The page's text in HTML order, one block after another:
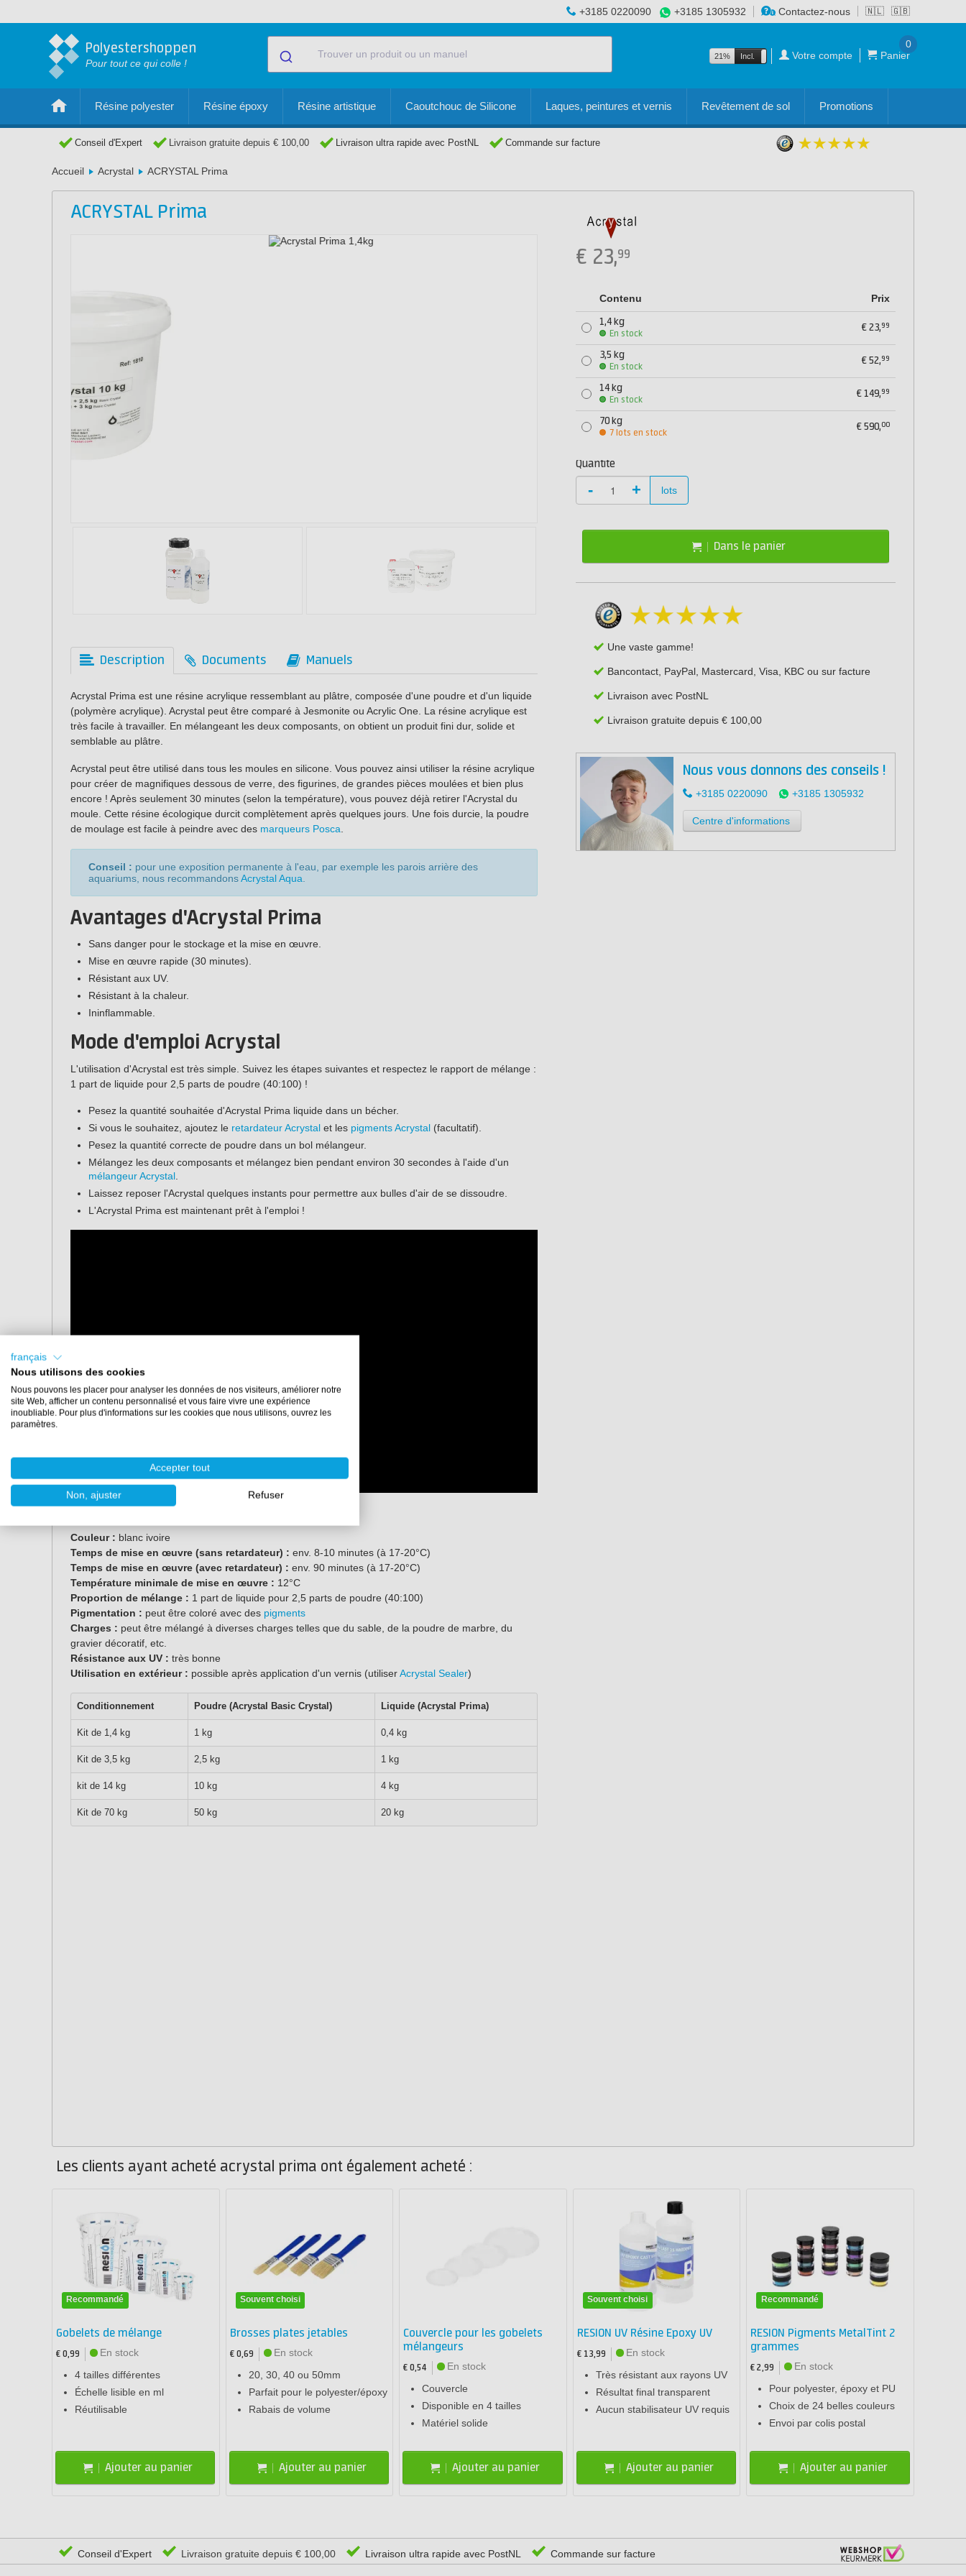
🇳🇱 🇬🇧
+3185 0220090 +3185 1305932 Contactez-nous
Polyestershoppen
Pour tout ce qui colle !
21% Incl. Excl. Votre compte Panier
0
Résine polyester Résine époxy Résine artistique Caoutchouc de Silicone Laques, peintures et vernis Revêtement de sol Promotions
Conseil d'Expert Livraison gratuite depuis € 100,00 Livraison ultra rapide avec PostNL Commande sur facture
Accueil Acrystal ACRYSTAL Prima
ACRYSTAL Prima
Description Documents Manuels
Acrystal Prima est une résine acrylique ressemblant au plâtre, composée d'une poudre et d'un liquide
(polymère acrylique). Acrystal peut être comparé à Jesmonite ou Acrylic One. La résine acrylique est
très facile à travailler. En mélangeant les deux composants, on obtient un produit fini dur, solide et
semblable au plâtre.
Acrystal peut être utilisé dans tous les moules en silicone. Vous pouvez ainsi utiliser la résine acrylique
pour créer de magnifiques dessous de verre, des figurines, de grandes pièces moulées et bien plus
encore ! Après seulement 30 minutes (selon la température), vous pouvez déjà retirer l'Acrystal du
moule. Cette résine écologique durcit complètement après quelques jours. Une fois durcie, la poudre
de moulage est facile à peindre avec des marqueurs Posca
Conseil : pour une exposition permanente à l'eau, par exemple les parois arrière des
aquariums, nous recommandonsAcrystal Aqua
Avantages d'Acrystal Prima
Sans danger pour le stockage et la mise en œuvre.
Mise en œuvre rapide (30 minutes).
Résistant aux UV.
Résistant à la chaleur.
Ininflammable.
Mode d'emploi Acrystal
L'utilisation d'Acrystal est très simple. Suivez les étapes suivantes et respectez le rapport de mélange :
1 part de liquide pour 2,5 parts de poudre (40:100) !
Pesez la quantité souhaitée d'Acrystal Prima liquide dans un bécher.
Si vous le souhaitez, ajoutez le retardateur Acrystal et les pigments Acrystal (facultatif).
Pesez la quantité correcte de poudre dans un bol mélangeur.
Mélangez les deux composants et mélangez bien pendant environ 30 secondes à l'aide d'un
mélangeur Acrystal
Laissez reposer l'Acrystal quelques instants pour permettre aux bulles d'air de se dissoudre.
L'Acrystal Prima est maintenant prêt à l'emploi !
Propriétés
Couleur : blanc ivoire
Temps de mise en œuvre (sans retardateur) : env. 8-10 minutes (à 17-20°C)
Temps de mise en œuvre (avec retardateur) : env. 90 minutes (à 17-20°C)
Température minimale de mise en œuvre : 12°C
Proportion de mélange : 1 part de liquide pour 2,5 parts de poudre (40:100)
Pigmentation : peut être coloré avec des pigments
Charges : peut être mélangé à diverses charges telles que du sable, de la poudre de marbre, du
gravier décoratif, etc.
Résistance aux UV : très bonne
Utilisation en extérieur : possible après application d'un vernis (utiliserAcrystal Sealer)
Conditionnement Poudre (Acrystal Basic Crystal) Liquide (Acrystal Prima)
Kit de 1,4 kg 1 kg 0,4 kg
Kit de 3,5 kg 2,5 kg 1 kg
kit de 14 kg 10 kg 4 kg
Kit de 70 kg 50 kg 20 kg
€ 23,99
Contenu Prix
1,4 kg
En stock
€23,99
3,5 kg
En stock
€52,99
14 kg
En stock
€149,99
70 kg
7 lots en stock
€590,00
Quantité
- + lots
Dans le panier
Une vaste gamme!
Bancontact, PayPal, Mastercard, Visa, KBC ou sur facture
Livraison avec PostNL
Livraison gratuite depuis € 100,00
Nous vous donnons des conseils !
+3185 0220090 +3185 1305932
Centre d'informations
Les clients ayant acheté acrystal prima ont également acheté :
Recommandé
Gobelets de mélange
€ 0,99
En stock
4 tailles différentes
Échelle lisible en ml
Réutilisable
Ajouter au panier
Souvent choisi
Brosses plates jetables
€ 0,69
En stock
20, 30, 40 ou 50mm
Parfait pour le polyester/époxy
Rabais de volume
Ajouter au panier
Couvercle pour les gobelets
mélangeurs
€ 0,54
En stock
Couvercle
Disponible en 4 tailles
Matériel solide
Ajouter au panier
Souvent choisi
RESION UV Résine Epoxy UV
€ 13,99
En stock
Très résistant aux rayons UV
Résultat final transparent
Aucun stabilisateur UV requis
Ajouter au panier
Recommandé
RESION Pigments MetalTint 2
grammes
€ 2,99
En stock
Pour polyester, époxy et PU
Choix de 24 belles couleurs
Envoi par colis postal
Ajouter au panier
Conseil d'Expert Livraison gratuite depuis € 100,00 Livraison ultra rapide avec PostNL Commande sur facture
français
Nous utilisons des cookies
Nous pouvons les placer pour analyser les données de nos visiteurs, améliorer notre
site Web, afficher un contenu personnalisé et vous faire vivre une expérience
inoubliable. Pour plus d'informations sur les cookies que nous utilisons, ouvrez les
paramètres.
Accepter tout
Non, ajuster Refuser